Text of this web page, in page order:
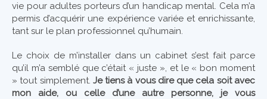
vie pour adultes porteurs d’un handicap mental. Cela m’a
permis d’acquérir une expérience variée et enrichissante,
tant sur le plan professionnel qu’humain.
Le choix de m’installer dans un cabinet s’est fait parce
qu’il m’a semblé que c’était « juste », et le « bon moment
» tout simplement. Je tiens à vous dire que cela soit avec
mon aide, ou celle d’une autre personne, je vous